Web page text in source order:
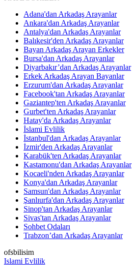
Adana'dan Arkadaş Arayanlar
Ankara'dan Arkadaş Arayanlar
Antalya'dan Arkadaş Arayanlar
Balıkesir'den Arkadaş Arayanlar
Bayan Arkadaş Arayan Erkekler
Bursa'dan Arkadaş Arayanlar
Diyarbakır’dan Arkadaş Arayanlar
Erkek Arkadaş Arayan Bayanlar
Erzurum'dan Arkadaş Arayanlar
Facebook'tan Arkadaş Arayanlar
Gaziantep'ten Arkadaş Arayanlar
Gurbet'ten Arkadaş Arayanlar
Hatay'da Arkadaş Arayanlar
İslami Evlilik
İstanbul'dan Arkadaş Arayanlar
İzmir'den Arkadaş Arayanlar
Karabük'ten Arkadaş Arayanlar
Kastamonu'dan Arkadaş Arayanlar
Kocaeli'nden Arkadaş Arayanlar
Konya'dan Arkadaş Arayanlar
Samsun'dan Arkadaş Arayanlar
Şanlıurfa'dan Arkadaş Arayanlar
Sinop'tan Arkadaş Arayanlar
Sivas'tan Arkadaş Arayanlar
Sohbet Odaları
Trabzon’dan Arkadaş Arayanlar
ofsbilisim
Islami Evlilik